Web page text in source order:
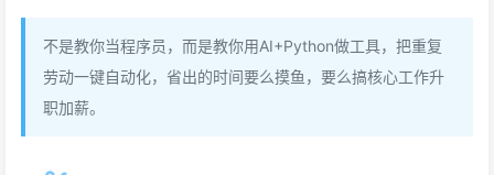
不是教你当程序员，而是教你用AI+Python做工具，把重复
劳动一键自动化，省出的时间要么摸鱼，要么搞核心工作升
职加薪。